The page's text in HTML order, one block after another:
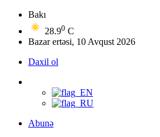
Bakı
28.90 C
Bazar ertəsi, 10 Avqust 2026
Daxil ol
Abunə